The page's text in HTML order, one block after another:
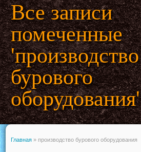
Все записи
помеченные
'производство
бурового
оборудования'
Главная » производство бурового оборудования